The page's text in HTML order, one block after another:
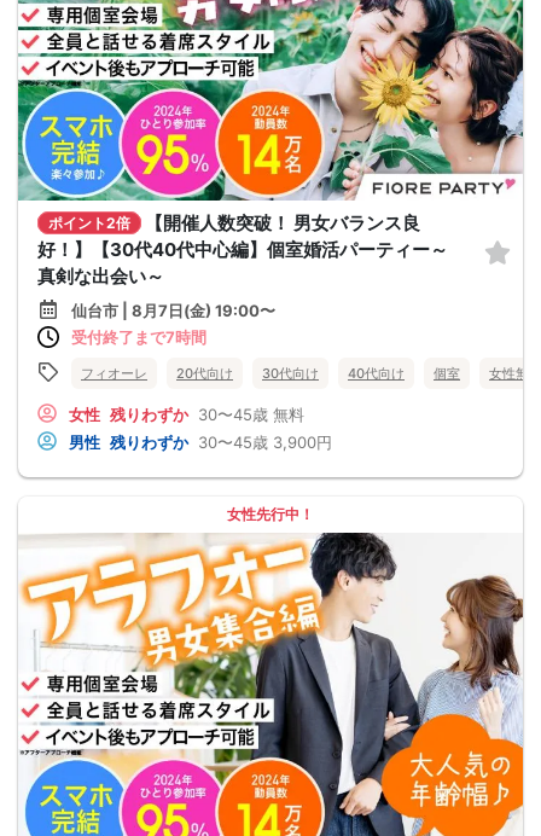
ポイント2倍
【開催人数突破！ 男女バランス良
好！】【30代40代中心編】個室婚活パーティー～
真剣な出会い～
仙台市 | 8月7日(金) 19:00〜
受付終了まで7時間
フィオーレ 20代向け 30代向け 40代向け 個室 女性無料
女性 残りわずか 30〜45歳 無料
男性 残りわずか 30〜45歳 3,900円
女性先行中！